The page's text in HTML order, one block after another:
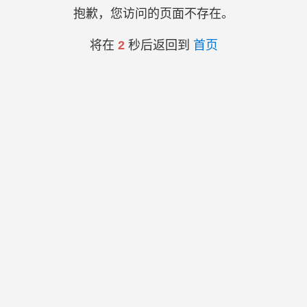
抱歉，您访问的页面不存在。
将在 2秒后返回到 首页